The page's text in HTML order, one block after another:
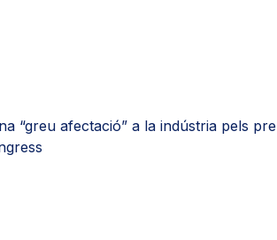
“greu afectació” a la indústria pels